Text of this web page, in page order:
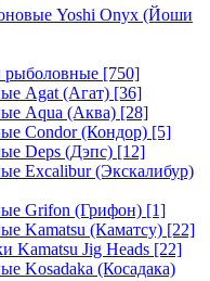
Yoshi Onyx (Йоши
рыболовные [750]
Agat (Агат) [36]
Aqua (Аква) [28]
Condor (Кондор) [5]
Deps (Дэпс) [12]
Excalibur (Экскалибур)
Grifon (Грифон) [1]
Kamatsu (Каматсу) [22]
Kamatsu Jig Heads [22]
Kosadaka (Косадака)